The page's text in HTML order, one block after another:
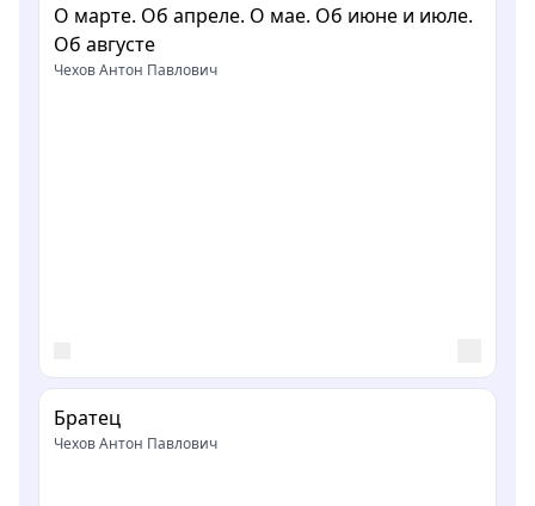
О марте. Об апреле. О мае. Об июне и июле.
Об августе
Чехов Антон Павлович
Братец
Чехов Антон Павлович